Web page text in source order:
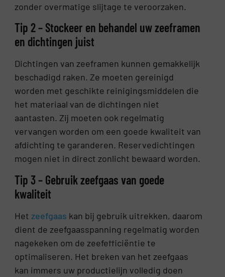
zonder overmatige slijtage te veroorzaken.
Tip 2 – Stockeer en behandel uw zeeframen
en dichtingen juist
Dichtingen van zeeframen kunnen gemakkelijk
beschadigd raken. Ze moeten gereinigd
worden met geschikte reinigingsmiddelen die
het materiaal van de dichtingen niet
aantasten. Zij moeten ook regelmatig
vervangen worden om een goede kwaliteit van
afdichting te garanderen. Reservedichtingen
mogen niet in direct zonlicht bewaard worden.
Tip 3 – Gebruik zeefgaas van goede
kwaliteit
Hetzeefgaas kan bij gebruik uitrekken, daarom
dient de zeefgaasspanning regelmatig worden
nagekeken om de zeefefficiëntie te
optimaliseren. Het breken van het zeefgaas
kan immers uw productielijn volledig doen